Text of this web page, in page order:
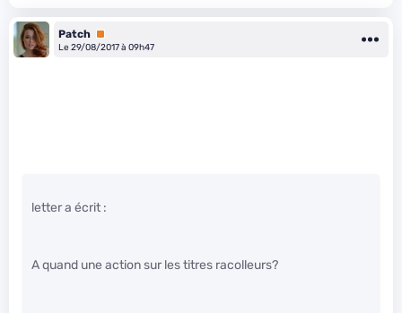
Patch Premium
Le 29/08/2017 à 09h47
letter a écrit :
A quand une action sur les titres racolleurs?